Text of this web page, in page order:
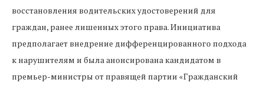
восстановления водительских удостоверений для
граждан, ранее лишенных этого права. Инициатива
предполагает внедрение дифференцированного подхода
к нарушителям и была анонсирована кандидатом в
премьер-министры от правящей партии «Гражданский